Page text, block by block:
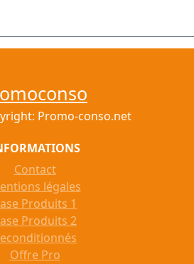
Promo-conso.net
Contact
légales
Produits 1
Produits 2
Offre Pro